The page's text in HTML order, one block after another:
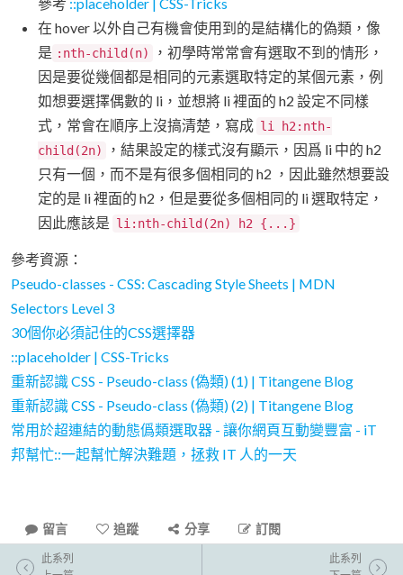
參考 ::placeholder | CSS-Tricks
在 hover 以外自己有機會使用到的是結構化的偽類，像
是 :nth-child(n)
，初學時常常會有選取不到的情形，
因是要從幾個都是相同的元素選取特定的某個元素，例
如想要選擇偶數的 li，並想將 li 裡面的 h2 設定不同樣
式，常會在順序上沒搞清楚，寫成 li h2:nth-
child(2n)
，結果設定的樣式沒有顯示，因爲 li 中的 h2
只有一個，而不是有很多個相同的 h2 ，因此雖然想要設
定的是 li 裡面的 h2，但是要從多個相同的 li 選取特定，
因此應該是 li:nth-child(2n) h2 {...}
參考資源：
Pseudo-classes - CSS: Cascading Style Sheets | MDN
Selectors Level 3
30個你必須記住的CSS選擇器
::placeholder | CSS-Tricks
重新認識 CSS - Pseudo-class (偽類) (1) | Titangene Blog
重新認識 CSS - Pseudo-class (偽類) (2) | Titangene Blog
常用於超連結的動態僞類選取器 - 讓你網頁互動變豐富 - iT
邦幫忙::一起幫忙解決難題，拯救 IT 人的一天
留言 追蹤 分享 訂閱
此系列
此系列